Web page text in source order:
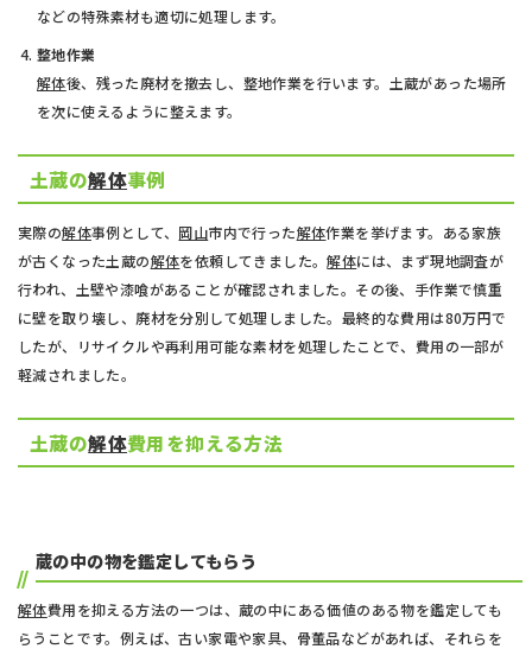
などの特殊素材も適切に処理します。
整地作業
解体後、残った廃材を撤去し、整地作業を行います。土蔵があった場所
を次に使えるように整えます。
土蔵の解体事例
実際の解体事例として、 岡山市内で行った解体作業を挙げます。ある家族
が古くなった土蔵の解体を依頼してきました。解体には、まず現地調査が
行われ、土壁や漆喰があることが確認されました。その後、手作業で慎重
に壁を取り壊し、廃材を分別して処理しました。最終的な費用は80万円で
したが、リサイクルや再利用可能な素材を処理したことで、費用の一部が
軽減されました。
土蔵の解体費用を抑える方法
蔵の中の物を鑑定してもらう
解体費用を抑える方法の一つは、蔵の中にある価値のある物を鑑定しても
らうことです。例えば、古い家電や家具、骨董品などがあれば、それらを